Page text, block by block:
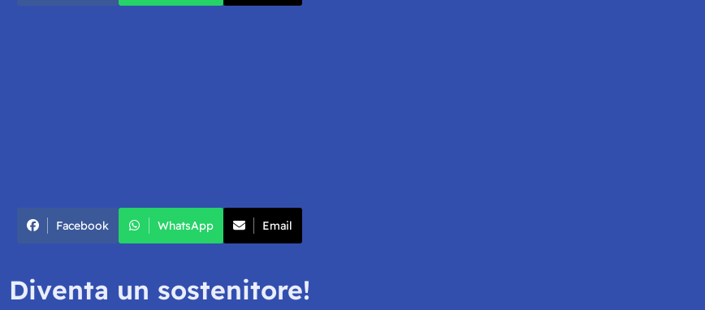
Facebook WhatsApp Email
Diventa un sostenitore!